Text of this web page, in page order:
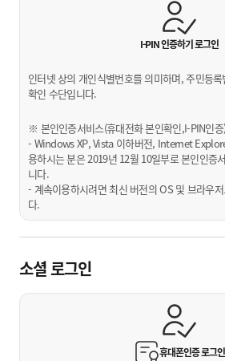
I-PIN 인증하기로그인
인터넷 상의 개인식별번호를 의미하며, 주민등
확인 수단입니다.
※ 본인인증서비스(휴대전화 본인확인,I-PIN인
- Windows XP, Vista 이하버전, Internet
용하시는 분은 2019년 12월 10일부로 본인인증
니다.
- 계속이용하시려면 최신 버전의 OS 및 브라우
다.
소셜 로그인
휴대폰인증로그인